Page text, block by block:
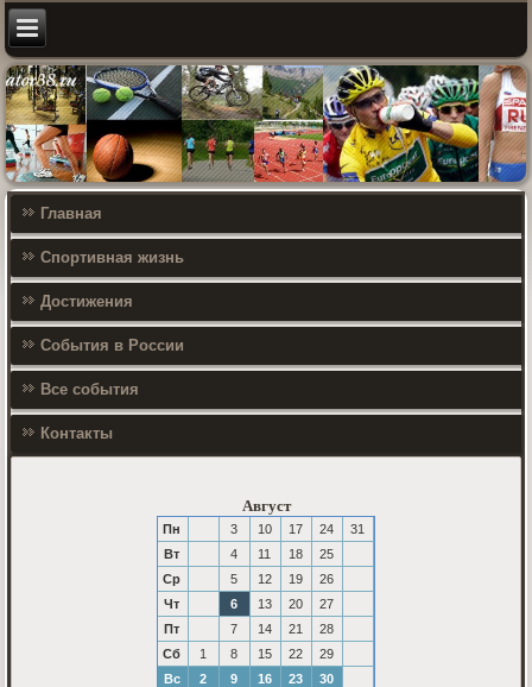
Главная
Спортивная жизнь
Достижения
События в России
Все события
Контакты
Август
Пн 3 10 17 24
31
Вт
4 11 18
25
Ср
5 12 19
26
Чт
6 13 20
27
Пт
7 14 21
28
Сб
1 8 15 22
29
Вс
2 9 16 23 30